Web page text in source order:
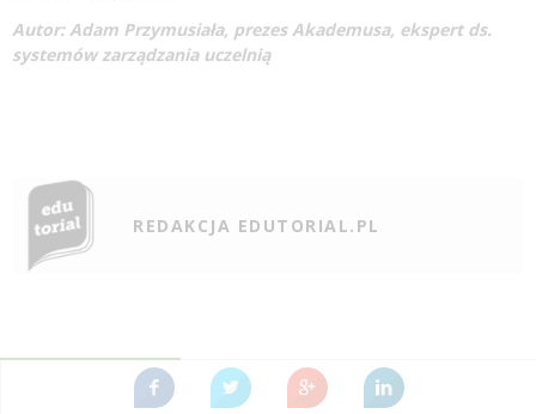
Autor: Adam Przymusiała, prezes Akademusa, ekspert ds.
systemów zarządzania uczelnią
REDAKCJA EDUTORIAL.PL